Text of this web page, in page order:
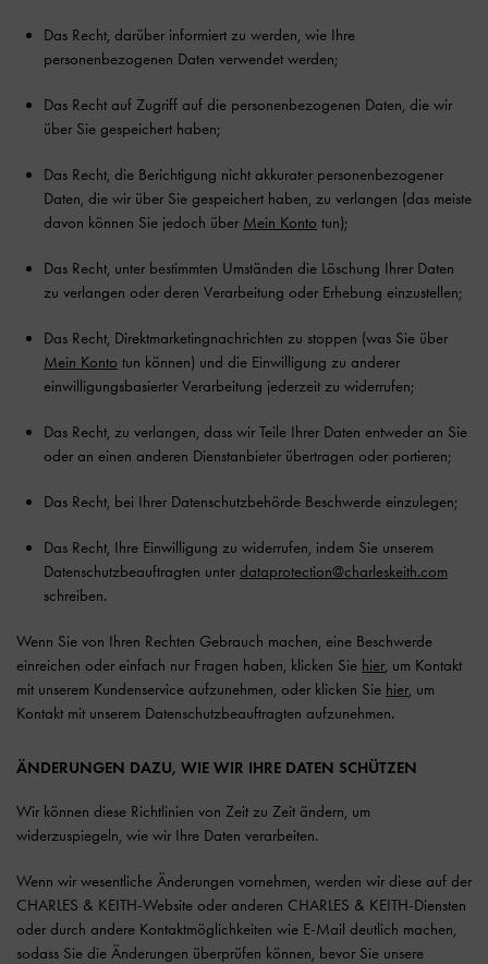
Das Recht, darüber informiert zu werden, wie Ihre
personenbezogenen Daten verwendet werden;
Das Recht auf Zugriff auf die personenbezogenen Daten, die wir
über Sie gespeichert haben;
Das Recht, die Berichtigung nicht akkurater personenbezogener
Daten, die wir über Sie gespeichert haben, zu verlangen (das meiste
davon können Sie jedoch über Mein Konto tun);
Das Recht, unter bestimmten Umständen die Löschung Ihrer Daten
zu verlangen oder deren Verarbeitung oder Erhebung einzustellen;
Das Recht, Direktmarketingnachrichten zu stoppen (was Sie über
Mein Konto tun können) und die Einwilligung zu anderer
einwilligungsbasierter Verarbeitung jederzeit zu widerrufen;
Das Recht, zu verlangen, dass wir Teile Ihrer Daten entweder an Sie
oder an einen anderen Dienstanbieter übertragen oder portieren;
Das Recht, bei Ihrer Datenschutzbehörde Beschwerde einzulegen;
Das Recht, Ihre Einwilligung zu widerrufen, indem Sie unserem
Datenschutzbeauftragten unter dataprotection@charleskeith.com
schreiben.
Wenn Sie von Ihren Rechten Gebrauch machen, eine Beschwerde
einreichen oder einfach nur Fragen haben, klicken Sie hier , um Kontakt
mit unserem Kundenservice aufzunehmen, oder klicken Sie hier , um
Kontakt mit unserem Datenschutzbeauftragten aufzunehmen.
ÄNDERUNGEN DAZU, WIE WIR IHRE DATEN SCHÜTZEN
Wir können diese Richtlinien von Zeit zu Zeit ändern, um
widerzuspiegeln, wie wir Ihre Daten verarbeiten.
Wenn wir wesentliche Änderungen vornehmen, werden wir diese auf der
CHARLES & KEITH-Website oder anderen CHARLES & KEITH-Diensten
oder durch andere Kontaktmöglichkeiten wie E-Mail deutlich machen,
sodass Sie die Änderungen überprüfen können, bevor Sie unsere